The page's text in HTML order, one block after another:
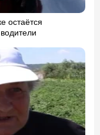
остаётся